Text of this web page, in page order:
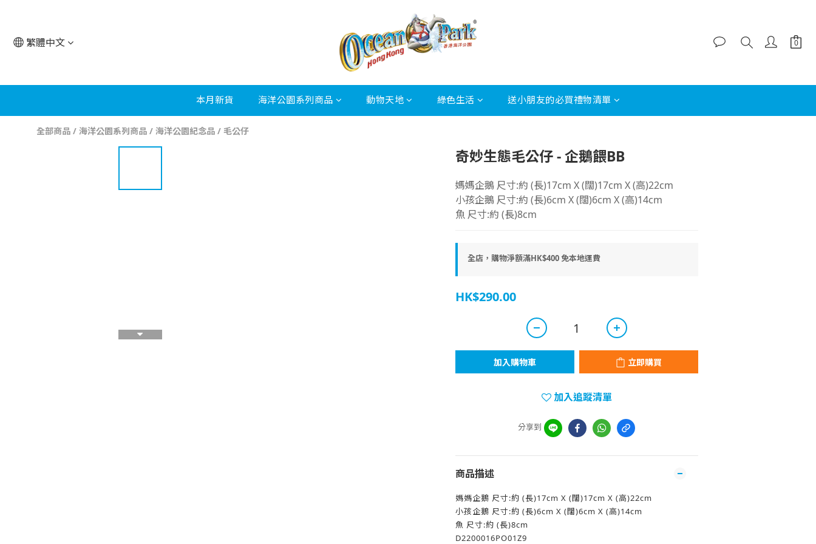
繁體中文
本月新貨 海洋公園系列商品 動物天地 綠色生活 送小朋友的必買禮物清單
全部商品 / 海洋公園系列商品 / 海洋公園紀念品 / 毛公仔
奇妙生態毛公仔 - 企鵝餵BB
媽媽企鵝 尺寸:約 (長)17cm X (闊)17cm X (高)22cm
小孩企鵝 尺寸:約 (長)6cm X (闊)6cm X (高)14cm
魚 尺寸:約 (長)8cm
全店，購物淨額滿HK$400 免本地運費
HK$290.00
加入購物車 立即購買
加入追蹤清單
分享到
商品描述
媽媽企鵝 尺寸:約 (長)17cm X (闊)17cm X (高)22cm
小孩企鵝 尺寸:約 (長)6cm X (闊)6cm X (高)14cm
魚 尺寸:約 (長)8cm
D2200016PO01Z9